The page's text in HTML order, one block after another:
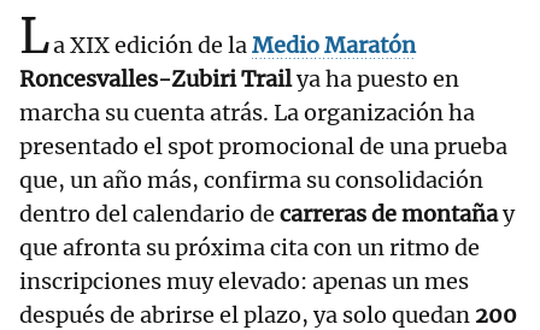
La XIX edición de laMedio Maratón
Roncesvalles-Zubiri Trailya ha puesto en
marcha su cuenta atrás. La organización ha
presentado el spot promocional de una prueba
que, un año más, confirma su consolidación
dentro del calendario de carreras de montañay
que afronta su próxima cita con un ritmo de
inscripciones muy elevado: apenas un mes
después de abrirse el plazo, ya solo quedan 200